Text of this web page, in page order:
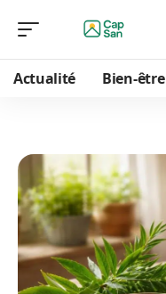
Actualité Bien-être